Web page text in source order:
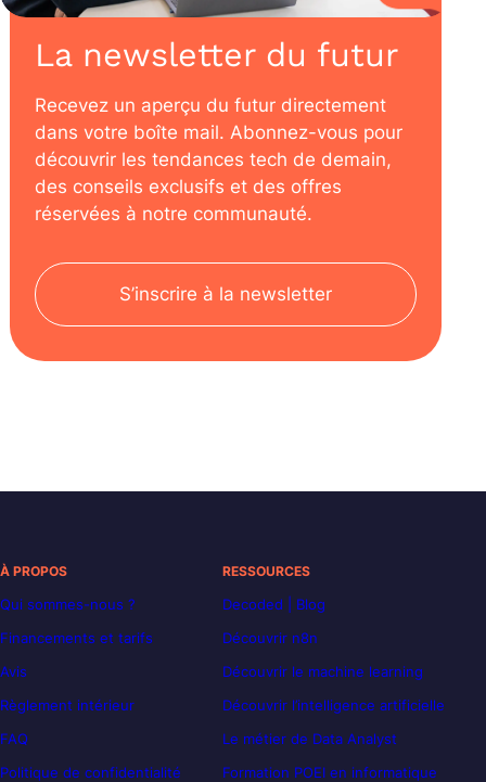
La newsletter du futur
Recevez un aperçu du futur directement
dans votre boîte mail. Abonnez-vous pour
découvrir les tendances tech de demain,
des conseils exclusifs et des offres
réservées à notre communauté.
S’inscrire à la newsletter
À PROPOS
Qui sommes-nous ?
Financements et tarifs
Avis
Règlement intérieur
FAQ
Politique de confidentialité
RESSOURCES
Decoded | Blog
Découvrir n8n
Découvrir le machine learning
Découvrir l’intelligence artificielle
Le métier de Data Analyst
Formation POEI en informatique